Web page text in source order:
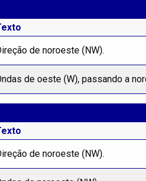
de noroeste (NW).
de oeste (W), passando a
de noroeste (NW).